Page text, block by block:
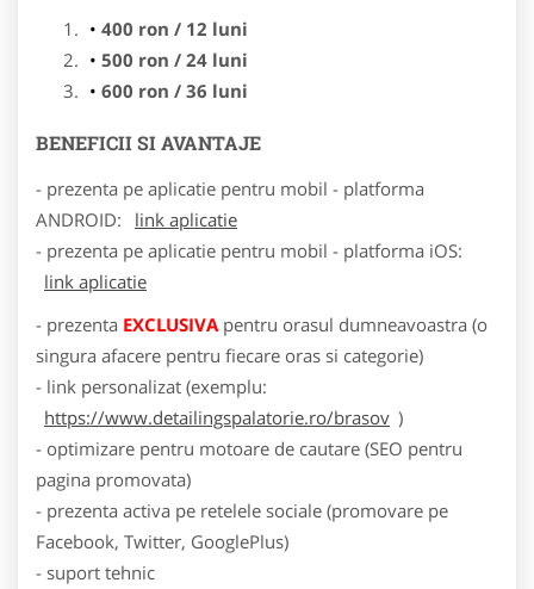
400 ron / 12 luni
500 ron / 24 luni
600 ron / 36 luni
BENEFICII SI AVANTAJE
- prezenta pe aplicatie pentru mobil - platforma
ANDROID:
link aplicatie
- prezenta pe aplicatie pentru mobil - platforma iOS:
link aplicatie
- prezenta EXCLUSIVA pentru orasul dumneavoastra (o
singura afacere pentru fiecare oras si categorie)
- link personalizat (exemplu:
https://www.detailingspalatorie.ro/brasov )
- optimizare pentru motoare de cautare (SEO pentru
pagina promovata)
- prezenta activa pe retelele sociale (promovare pe
Facebook, Twitter, GooglePlus)
- suport tehnic